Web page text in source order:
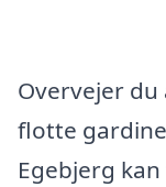
Overvejer
flotte
Egebjerg